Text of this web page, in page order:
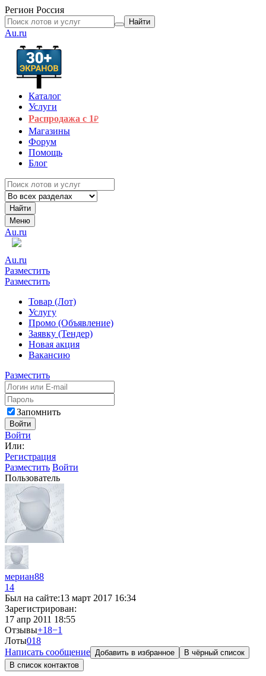
Регион Россия
Найти
Au.ru
Каталог
Услуги
Распродажа с 1₽
Магазины
Форум
Помощь
Блог
Найти
Меню
Au.ru
Au.ru
Разместить
Разместить
Товар (Лот)
Услугу
Промо (Объявление)
Заявку (Тендер)
Новая акция
Вакансию
Разместить
Запомнить
Войти
Войти
Или:
Регистрация
Разместить Войти
Пользователь
мериан88
14
Был на сайте:13 март 2017 16:34
Зарегистрирован:
17 апр 2011 18:55
Отзывы+18−1
Лоты018
Написать сообщение Добавить в избранное
В чёрный список
В список контактов